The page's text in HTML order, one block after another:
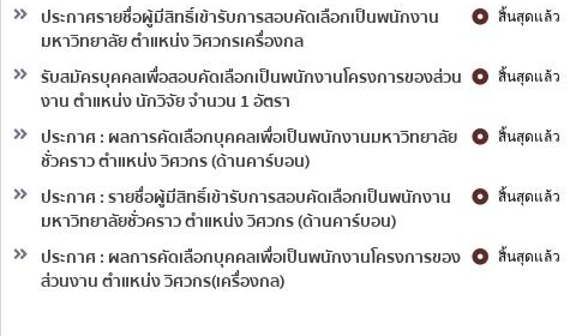
ประกาศรายชื่อผู้มีสิทธิ์เข้ารับการสอบคัดเลือกเป็นพนักงาน
มหาวิทยาลัย ตำแหน่ง วิศวกรเครื่องกล
สิ้นสุดแล้ว
รับสมัครบุคคลเพื่อสอบคัดเลือกเป็นพนักงานโครงการของส่วน
งาน ตำแหน่ง นักวิจัย จำนวน 1 อัตรา
สิ้นสุดแล้ว
ประกาศ : ผลการคัดเลือกบุคคลเพื่อเป็นพนักงานมหาวิทยาลัย
ชั่วคราว ตำแหน่ง วิศวกร (ด้านคาร์บอน)
สิ้นสุดแล้ว
ประกาศ : รายชื่อผู้มีสิทธิ์เข้ารับการสอบคัดเลือกเป็นพนักงาน
มหาวิทยาลัยชั่วคราว ตำแหน่ง วิศวกร (ด้านคาร์บอน)
สิ้นสุดแล้ว
ประกาศ : ผลการคัดเลือกบุคคลเพื่อเป็นพนักงานโครงการของ
ส่วนงาน ตำแหน่ง วิศวกร(เครื่องกล)
สิ้นสุดแล้ว